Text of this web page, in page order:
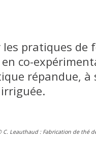
les pratiques
co-
répandue,
C. Leauthaud : Fabrication de thé